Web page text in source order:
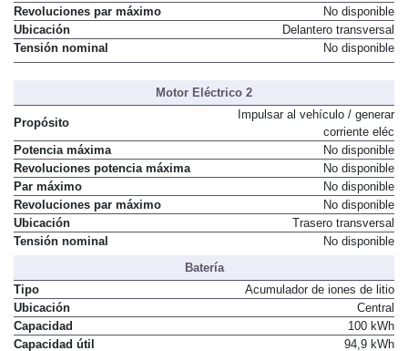
Par máximo
No disponible
Revoluciones par máximo
No disponible
Ubicación
Delantero transversal
Tensión nominal
No disponible
Motor Eléctrico 2
Propósito
Impulsar al vehículo / generar
corriente eléc
Potencia máxima
No disponible
Revoluciones potencia máxima
No disponible
Par máximo
No disponible
Revoluciones par máximo
No disponible
Ubicación
Trasero transversal
Batería
Tipo
Acumulador de iones de litio
Ubicación
Central
Capacidad
100 kWh